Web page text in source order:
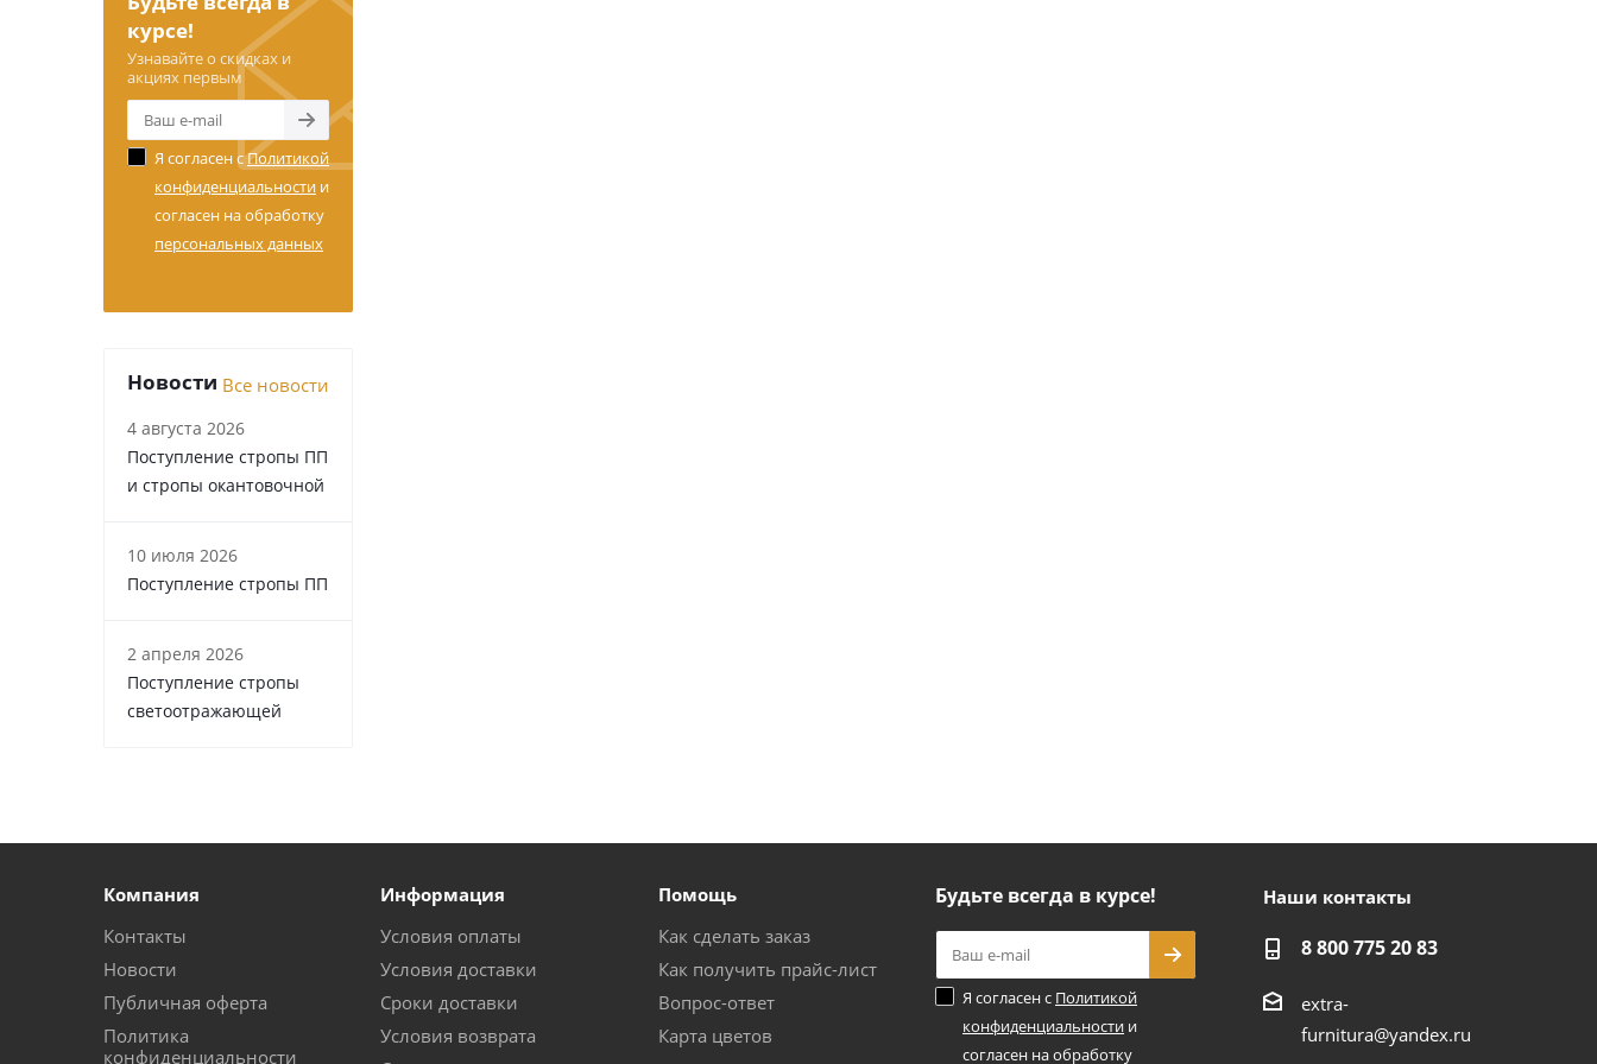
курсе!
Узнавайте о скидках и
акциях первым
Я согласен сПолитикой
конфиденциальности и
согласен на обработку
персональных данных
Новости Все новости
4 августа 2026
Поступление стропы ПП
и стропы окантовочной
10 июля 2026
Поступление стропы ПП
2 апреля 2026
Поступление стропы
светоотражающей
Компания
Контакты
Новости
Публичная оферта
Политика
конфиденциальности
Информация
Условия оплаты
Условия доставки
Сроки доставки
Условия возврата
Помощь
Как сделать заказ
Как получить прайс-лист
Вопрос-ответ
Карта цветов
Будьте всегда в курсе!
Я согласен с Политикой
конфиденциальности и
согласен на обработку
Наши контакты
8 800 775 20 83
extra-
furnitura@yandex.ru